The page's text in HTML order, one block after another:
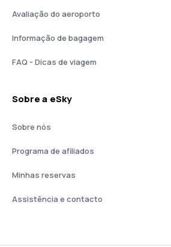
Avaliação do aeroporto
Informação de bagagem
FAQ - Dicas de viagem
Sobre a eSky
Sobre nós
Programa de afiliados
Minhas reservas
Assistência e contacto